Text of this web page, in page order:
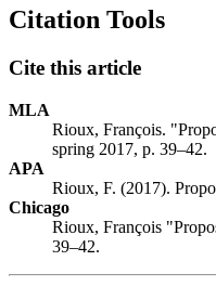
Citation Tools
Cite this article
MLA
Rioux, François.
spring 2017, p. 39–42.
APA
Rioux, F. (2017).
Chicago
Rioux, François
39–42.